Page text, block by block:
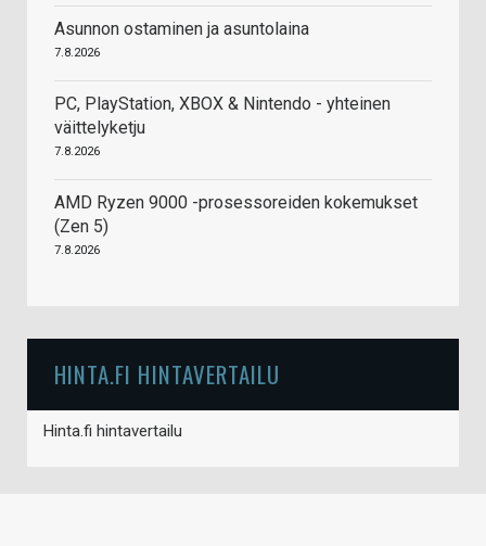
Asunnon ostaminen ja asuntolaina
7.8.2026
PC, PlayStation, XBOX & Nintendo - yhteinen
väittelyketju
7.8.2026
AMD Ryzen 9000 -prosessoreiden kokemukset
(Zen 5)
7.8.2026
HINTA.FI HINTAVERTAILU
Hinta.fi hintavertailu